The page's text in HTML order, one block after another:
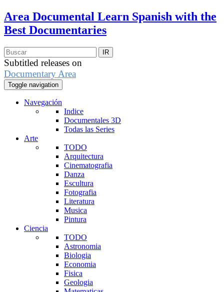
Area Documental Learn Spanish with the
Best Documentaries
Subtitled releases on
Documentary Area
Toggle navigation
Navegación
Indice
Documentales 3D
Todas las Series
Arte
TODO
Arquitectura
Cinematografia
Danza
Escultura
Fotografia
Literatura
Musica
Pintura
Ciencia
TODO
Astronomia
Biologia
Economia
Fisica
Geologia